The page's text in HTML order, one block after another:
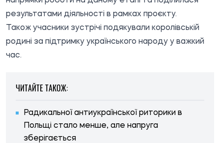
результатами діяльності в рамках проєкту.
Також учасники зустрічі подякували королівській
родині за підтримку українського народу у важкий
час.
ЧИТАЙТЕ ТАКОЖ:
Радикальної антиукраїнської риторики в
Польщі стало менше, але напруга
зберігається